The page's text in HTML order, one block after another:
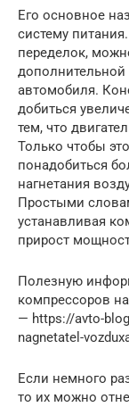
Его основное
систему
переделок,
дополнительной
автомобиля.
добиться
тем, что
Только чтобы
понадобиться
нагнетания
Простыми
устанавливая
прирост
Полезную
компрессоров
— https://avto-
nagnetatel-
Если немного
то их можно